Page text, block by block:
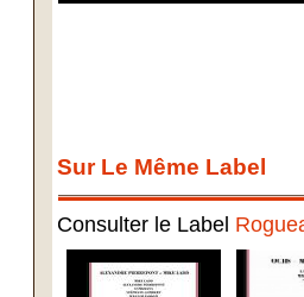
Sur Le Même Label
Consulter le Label